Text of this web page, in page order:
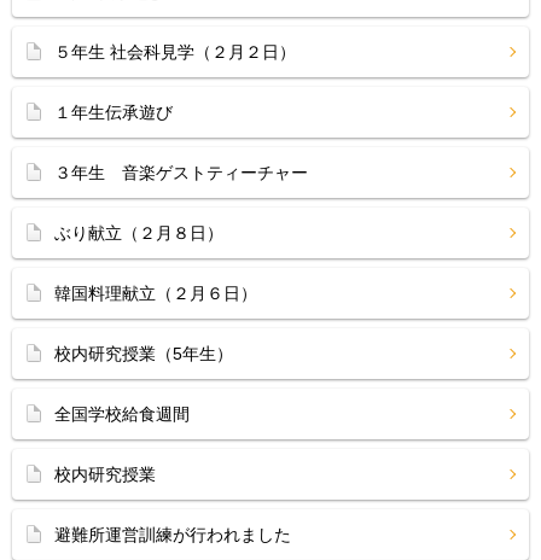
５年生 社会科見学（２月２日）
１年生伝承遊び
３年生 音楽ゲストティーチャー
ぶり献立（２月８日）
韓国料理献立（２月６日）
校内研究授業（5年生）
全国学校給食週間
校内研究授業
避難所運営訓練が行われました